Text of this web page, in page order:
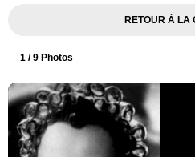
RETOUR À LA
1 / 9 Photos